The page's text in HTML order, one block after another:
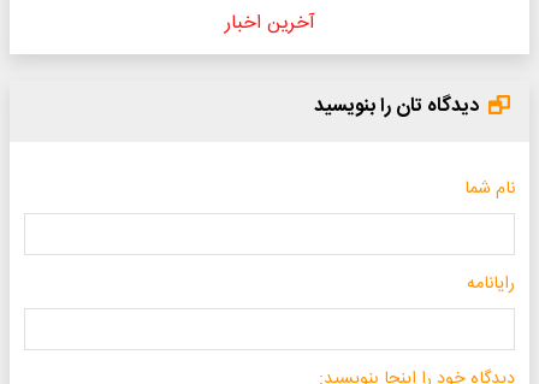
آخرین اخبار
دیدگاه تان را بنویسید
نام شما
رایانامه